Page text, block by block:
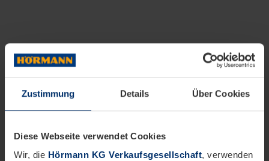
Zustimmung Details Über Cookies
Diese Webseite verwendet Cookies
Wir, die Hörmann KG Verkaufsgesellschaft, verwenden